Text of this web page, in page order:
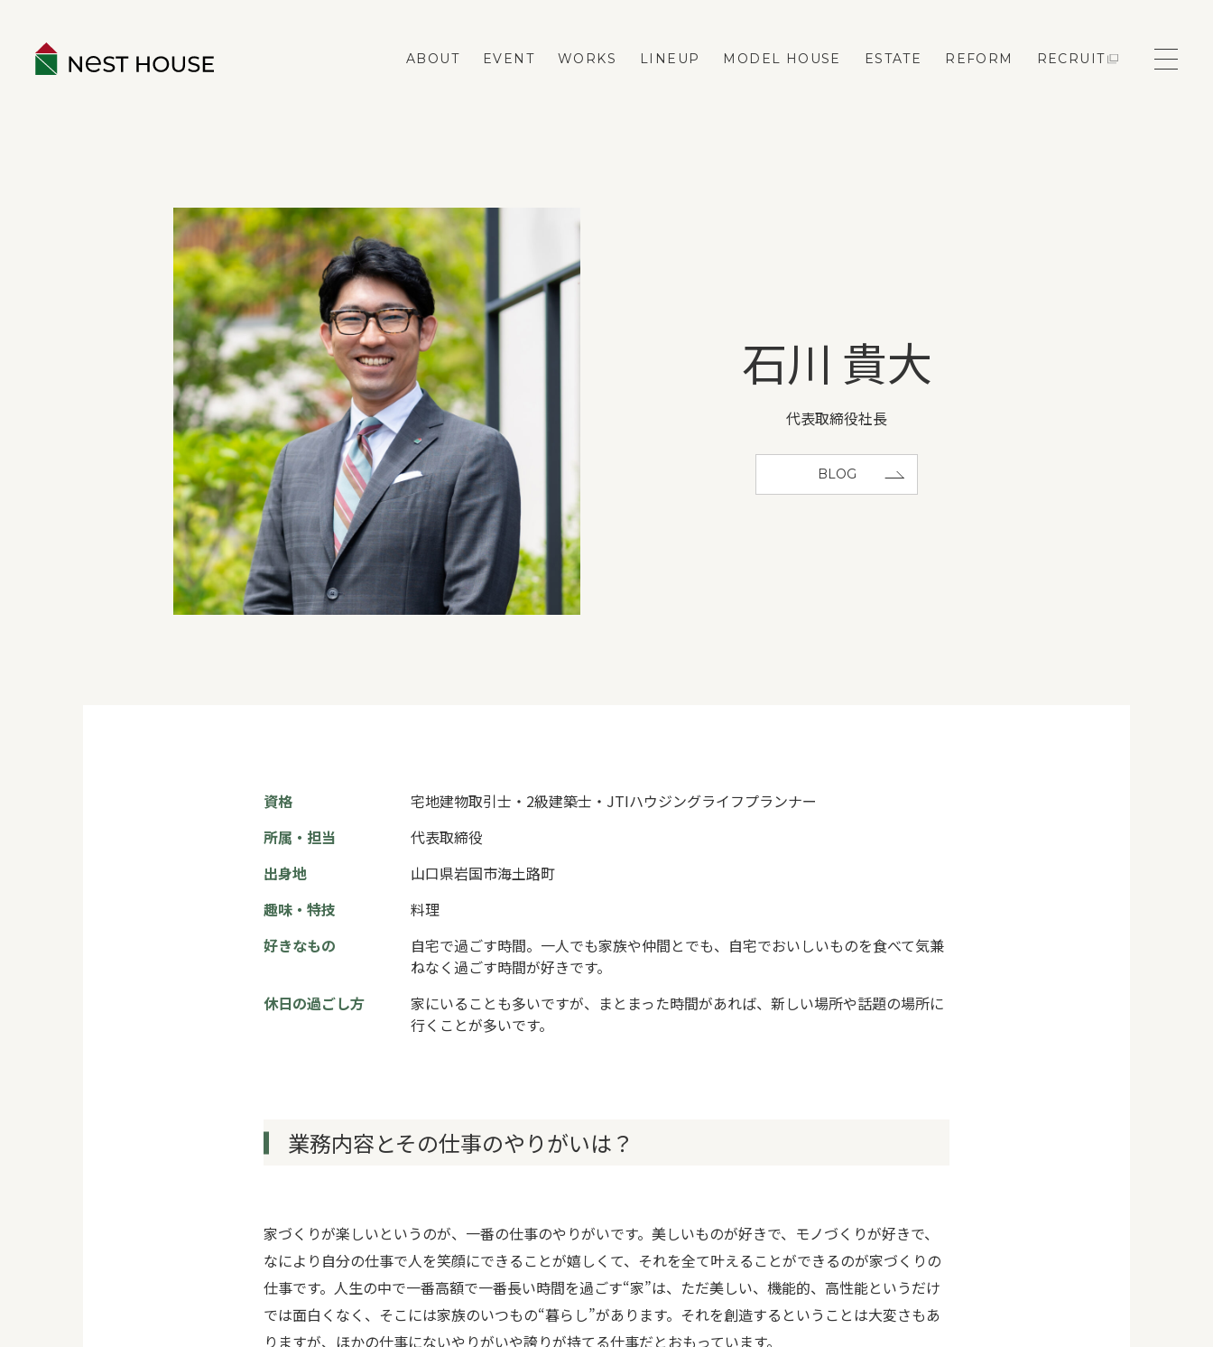
ABOUT EVENT WORKS LINEUP MODEL HOUSE ESTATE REFORM RECRUIT
ABOUT
構造のこと
性能のこと
ネストハウスのデザイン
保証とアフター
家づくりの流れ
よくある質問
WORKS
新築住宅
リフォーム・リノベ
FASTA
MAno
蔵掛の家
平屋
VOICE
ESTATE
石川 貴大
代表取締役社長
BLOG
資格
宅地建物取引士・2級建築士・JTIハウジングライフプランナー
所属・担当
代表取締役
出身地
山口県岩国市海土路町
趣味・特技
料理
好きなもの
自宅で過ごす時間。一人でも家族や仲間とでも、自宅でおいしいものを食べて気兼
ねなく過ごす時間が好きです。
休日の過ごし方
家にいることも多いですが、まとまった時間があれば、新しい場所や話題の場所に
行くことが多いです。
業務内容とその仕事のやりがいは？
家づくりが楽しいというのが、一番の仕事のやりがいです。美しいものが好きで、モノづくりが好きで、
なにより自分の仕事で人を笑顔にできることが嬉しくて、それを全て叶えることができるのが家づくりの
仕事です。人生の中で一番高額で一番長い時間を過ごす“家”は、ただ美しい、機能的、高性能というだけ
では面白くなく、そこには家族のいつもの“暮らし”があります。それを創造するということは大変さもあ
りますが、ほかの仕事にないやりがいや誇りが持てる仕事だとおもっています。